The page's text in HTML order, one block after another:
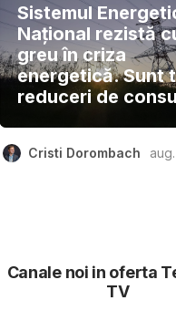
Sistemul
Național rezistă
greu în criza
energetică. Sunt
reduceri de
Cristi Dorombach
Canale noi in oferta
TV